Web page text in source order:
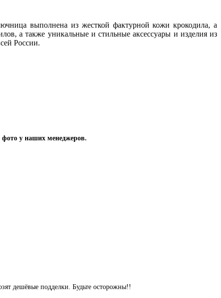
выполнена из жесткой фактурной кожи крокодила, а
а также уникальные и стильные аксессуары и изделия из
России.
у наших менеджеров.
дешёвые подделки. Будьте осторожны!!